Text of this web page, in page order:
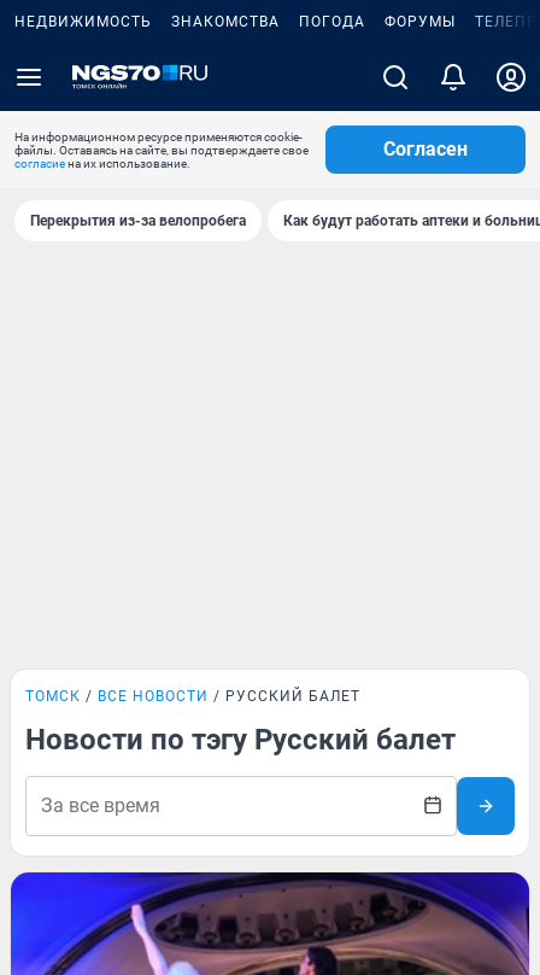
НЕДВИЖИМОСТЬ ЗНАКОМСТВА ПОГОДА ФОРУМЫ
На информационном ресурсе применяются cookie-
файлы. Оставаясь на сайте, вы подтверждаете свое
согласиена их использование.
Согласен
Перекрытия из-за велопробега Как будут работать аптеки и
ТОМСК ВСЕ НОВОСТИ РУССКИЙ БАЛЕТ
Новости по тэгу Русский балет